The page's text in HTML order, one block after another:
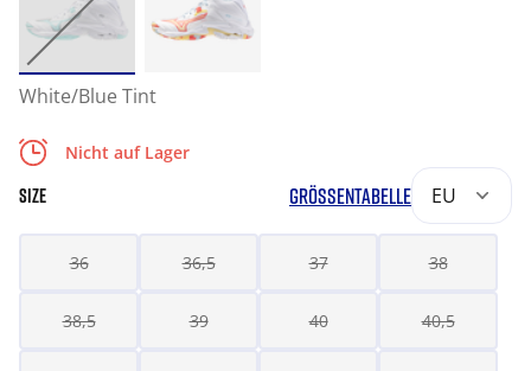
White/Blue Tint
Nicht auf Lager
SIZE GRÖSSENTABELLE EU
36 36,5 37 38
38,5 39 40 40,5